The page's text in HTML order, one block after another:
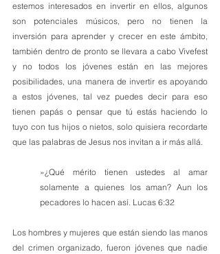
estemos interesados en invertir en ellos, algunos
son potenciales músicos, pero no tienen la
inversión para aprender y crecer en este ámbito,
también dentro de pronto se llevara a cabo Vivefest
y no todos los jóvenes están en las mejores
posibilidades, una manera de invertir es apoyando
a estos jóvenes, tal vez puedes decir para eso
tienen papás o pensar que tú estás haciendo lo
tuyo con tus hijos o nietos, solo quisiera recordarte
que las palabras de Jesus nos invitan a ir más allá.
»¿Qué mérito tienen ustedes al amar
solamente a quienes los aman? Aun los
pecadores lo hacen así. Lucas 6:32
Los hombres y mujeres que están siendo las manos
del crimen organizado, fueron jóvenes que nadie